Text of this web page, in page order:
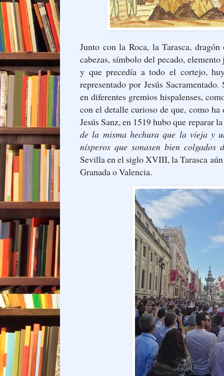
Junto con la Roca, la Tarasca,
cabezas, símbolo del pecado,
y que precedía a todo el cortejo,
representado por Jesús
en diferentes gremios hispalenses,
con el detalle curioso de que, como
Jesús Sanz, en 1519 hubo que reparar
de la misma hechura que la vieja y
nísperos que sonasen bien colgados
Sevilla en el siglo XVIII, la Tarasca
Granada o Valencia.